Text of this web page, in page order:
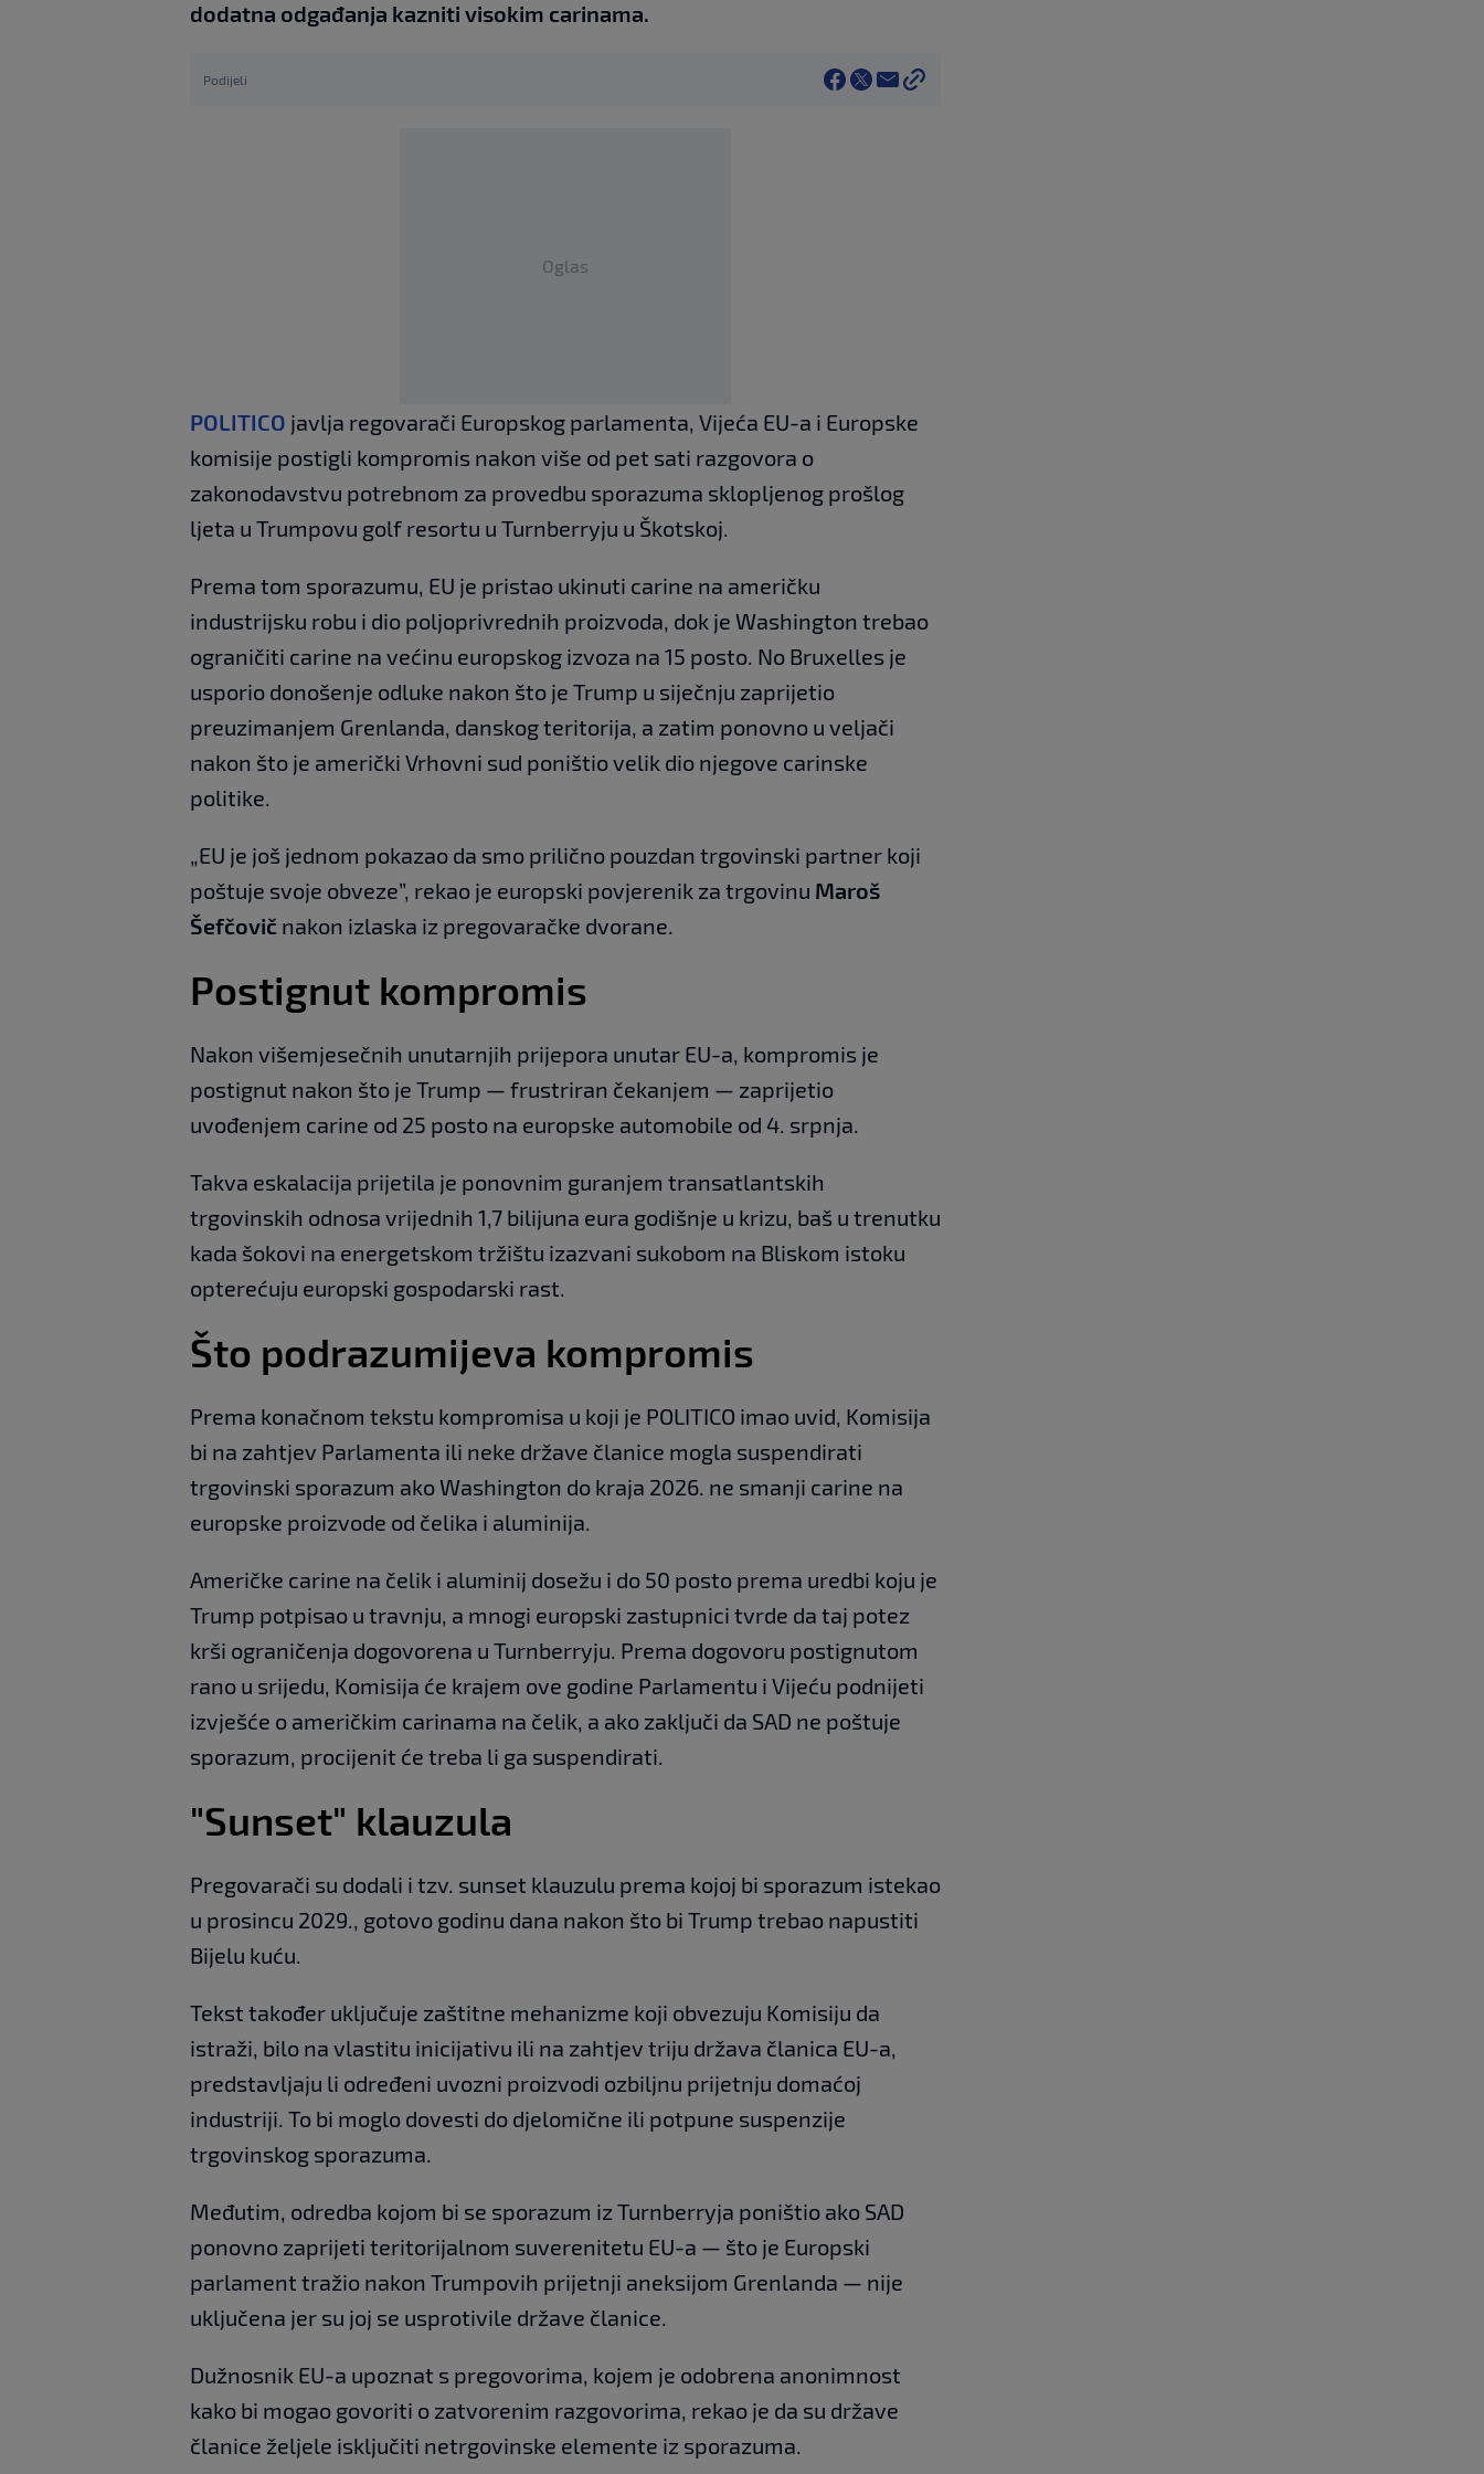
dodatna odgađanja kazniti visokim carinama.
Podijeli
Oglas
POLITICO javlja regovarači Europskog parlamenta, Vijeća EU-a i Europske
komisije postigli kompromis nakon više od pet sati razgovora o
zakonodavstvu potrebnom za provedbu sporazuma sklopljenog prošlog
ljeta u Trumpovu golf resortu u Turnberryju u Škotskoj.
Prema tom sporazumu, EU je pristao ukinuti carine na američku
industrijsku robu i dio poljoprivrednih proizvoda, dok je Washington trebao
ograničiti carine na većinu europskog izvoza na 15 posto. No Bruxelles je
usporio donošenje odluke nakon što je Trump u siječnju zaprijetio
preuzimanjem Grenlanda, danskog teritorija, a zatim ponovno u veljači
nakon što je američki Vrhovni sud poništio velik dio njegove carinske
politike.
„EU je još jednom pokazao da smo prilično pouzdan trgovinski partner koji
poštuje svoje obveze”, rekao je europski povjerenik za trgovinu Maroš
Šefčovič nakon izlaska iz pregovaračke dvorane.
Postignut kompromis
Nakon višemjesečnih unutarnjih prijepora unutar EU-a, kompromis je
postignut nakon što je Trump — frustriran čekanjem — zaprijetio
uvođenjem carine od 25 posto na europske automobile od 4. srpnja.
Takva eskalacija prijetila je ponovnim guranjem transatlantskih
trgovinskih odnosa vrijednih 1,7 bilijuna eura godišnje u krizu, baš u trenutku
kada šokovi na energetskom tržištu izazvani sukobom na Bliskom istoku
opterećuju europski gospodarski rast.
Što podrazumijeva kompromis
Prema konačnom tekstu kompromisa u koji je POLITICO imao uvid, Komisija
bi na zahtjev Parlamenta ili neke države članice mogla suspendirati
trgovinski sporazum ako Washington do kraja 2026. ne smanji carine na
europske proizvode od čelika i aluminija.
Američke carine na čelik i aluminij dosežu i do 50 posto prema uredbi koju je
Trump potpisao u travnju, a mnogi europski zastupnici tvrde da taj potez
krši ograničenja dogovorena u Turnberryju. Prema dogovoru postignutom
rano u srijedu, Komisija će krajem ove godine Parlamentu i Vijeću podnijeti
izvješće o američkim carinama na čelik, a ako zaključi da SAD ne poštuje
sporazum, procijenit će treba li ga suspendirati.
"Sunset" klauzula
Pregovarači su dodali i tzv. sunset klauzulu prema kojoj bi sporazum istekao
u prosincu 2029., gotovo godinu dana nakon što bi Trump trebao napustiti
Bijelu kuću.
Tekst također uključuje zaštitne mehanizme koji obvezuju Komisiju da
istraži, bilo na vlastitu inicijativu ili na zahtjev triju država članica EU-a,
predstavljaju li određeni uvozni proizvodi ozbiljnu prijetnju domaćoj
industriji. To bi moglo dovesti do djelomične ili potpune suspenzije
trgovinskog sporazuma.
Međutim, odredba kojom bi se sporazum iz Turnberryja poništio ako SAD
ponovno zaprijeti teritorijalnom suverenitetu EU-a — što je Europski
parlament tražio nakon Trumpovih prijetnji aneksijom Grenlanda — nije
uključena jer su joj se usprotivile države članice.
Dužnosnik EU-a upoznat s pregovorima, kojem je odobrena anonimnost
kako bi mogao govoriti o zatvorenim razgovorima, rekao je da su države
članice željele isključiti netrgovinske elemente iz sporazuma.